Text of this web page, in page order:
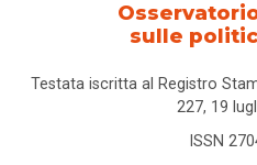
sulle
Testata iscritta al Registro
227, 19
ISSN